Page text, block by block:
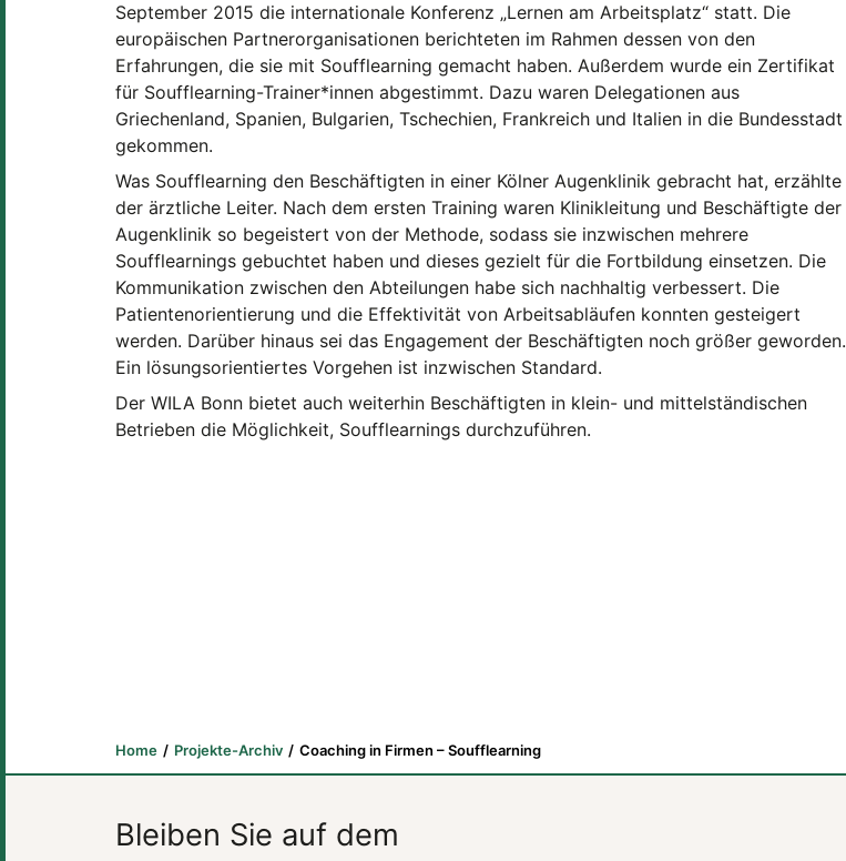
September 2015 die internationale Konferenz „Lernen am Arbeitsplatz“ statt. Die
europäischen Partnerorganisationen berichteten im Rahmen dessen von den
Erfahrungen, die sie mit Soufflearning gemacht haben. Außerdem wurde ein Zertifikat
für Soufflearning-Trainer*innen abgestimmt. Dazu waren Delegationen aus
Griechenland, Spanien, Bulgarien, Tschechien, Frankreich und Italien in die Bundesstadt
gekommen.
Was Soufflearning den Beschäftigten in einer Kölner Augenklinik gebracht hat, erzählte
der ärztliche Leiter. Nach dem ersten Training waren Klinikleitung und Beschäftigte der
Augenklinik so begeistert von der Methode, sodass sie inzwischen mehrere
Soufflearnings gebuchtet haben und dieses gezielt für die Fortbildung einsetzen. Die
Kommunikation zwischen den Abteilungen habe sich nachhaltig verbessert. Die
Patientenorientierung und die Effektivität von Arbeitsabläufen konnten gesteigert
werden. Darüber hinaus sei das Engagement der Beschäftigten noch größer geworden.
Ein lösungsorientiertes Vorgehen ist inzwischen Standard.
Der WILA Bonn bietet auch weiterhin Beschäftigten in klein- und mittelständischen
Betrieben die Möglichkeit, Soufflearnings durchzuführen.
Home Projekte-Archiv Coaching in Firmen – Soufflearning
Bleiben Sie auf dem